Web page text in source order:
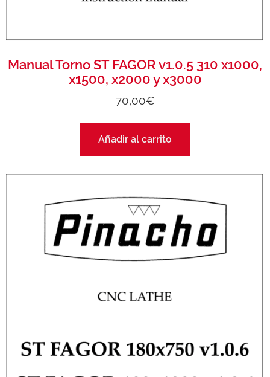
Manual Torno ST FAGOR v1.0.5 310 x1000,
x1500, x2000 y x3000
70,00€
Añadir al carrito